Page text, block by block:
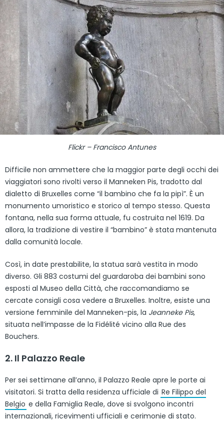
Flickr – Francisco Antunes
Difficile non ammettere che la maggior parte degli occhi dei
viaggiatori sono rivolti verso il Manneken Pis, tradotto dal
dialetto di Bruxelles come “il bambino che fa la pipì”. È un
monumento umoristico e storico al tempo stesso. Questa
fontana, nella sua forma attuale, fu costruita nel 1619. Da
allora, la tradizione di vestire il “bambino” è stata mantenuta
dalla comunità locale.
Così, in date prestabilite, la statua sarà vestita in modo
diverso. Gli 883 costumi del guardaroba dei bambini sono
esposti al Museo della Città, che raccomandiamo se
cercate consigli cosa vedere a Bruxelles. Inoltre, esiste una
versione femminile del Manneken-pis, la Jeanneke Pis,
situata nell’impasse de la Fidélité vicino alla Rue des
Bouchers.
2. Il Palazzo Reale
Per sei settimane all’anno, il Palazzo Reale apre le porte ai
visitatori. Si tratta della residenza ufficiale di Re Filippo del
Belgio e della Famiglia Reale, dove si svolgono incontri
internazionali, ricevimenti ufficiali e cerimonie di stato.